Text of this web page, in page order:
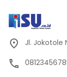
Jl. Jokotole